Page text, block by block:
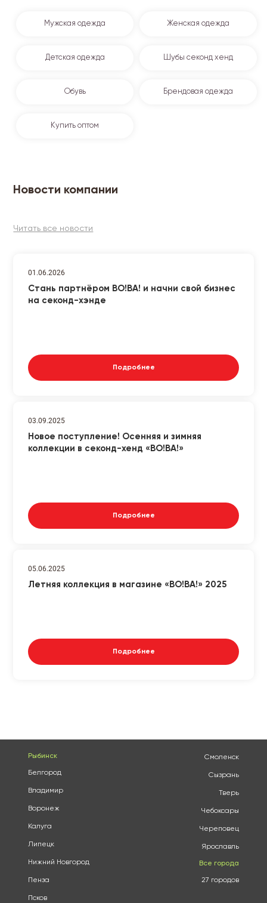
Мужская одежда Женская одежда
Детская одежда Шубы секонд хенд
Обувь Брендовая одежда
Купить оптом
Новости компании
Читать все новости
01.06.2026
Стань партнёром ВО!ВА! и начни свой бизнес
на секонд-хэнде
Подробнее
03.09.2025
Новое поступление! Осенняя и зимняя
коллекции в секонд-хенд «ВО!ВА!»
Подробнее
05.06.2025
Летняя коллекция в магазине «ВО!ВА!» 2025
Подробнее
Рыбинск
Белгород
Владимир
Воронеж
Калуга
Липецк
Нижний Новгород
Пенза
Псков
Смоленск
Сызрань
Тверь
Чебоксары
Череповец
Ярославль
Все города
27 городов